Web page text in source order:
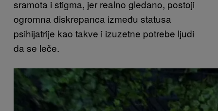
sramota i stigma, jer realno gledano, postoji
ogromna diskrepanca između statusa
psihijatrije kao takve i izuzetne potrebe ljudi
da se leče.